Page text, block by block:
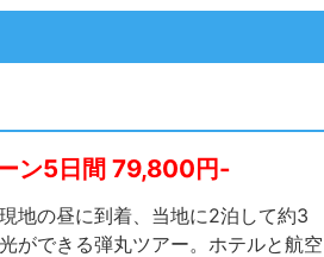
ン5日間 79,800円-
地の昼に到着、当地に2泊して約3
ができる弾丸ツアー。ホテルと航空